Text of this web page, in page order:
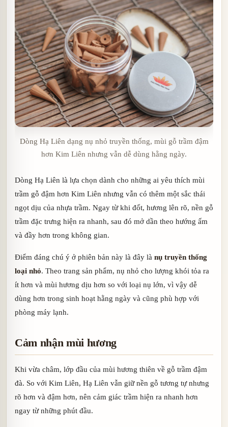
Dòng Hạ Liên dạng nụ nhỏ truyền thống, mùi gỗ trầm đậm
hơn Kim Liên nhưng vẫn dễ dùng hằng ngày.
Dòng Hạ Liên là lựa chọn dành cho những ai yêu thích mùi
trầm gỗ đậm hơn Kim Liên nhưng vẫn có thêm một sắc thái
ngọt dịu của nhựa trầm. Ngay từ khi đốt, hương lên rõ, nền gỗ
trầm đặc trưng hiện ra nhanh, sau đó mở dần theo hướng ấm
và đầy hơn trong không gian.
Điểm đáng chú ý ở phiên bản này là đây là nụ truyền thống
loại nhỏ. Theo trang sản phẩm, nụ nhỏ cho lượng khói tỏa ra
ít hơn và mùi hương dịu hơn so với loại nụ lớn, vì vậy dễ
dùng hơn trong sinh hoạt hằng ngày và cũng phù hợp với
phòng máy lạnh.
Cảm nhận mùi hương
Khi vừa châm, lớp đầu của mùi hương thiên về gỗ trầm đậm
đà. So với Kim Liên, Hạ Liên vẫn giữ nền gỗ tương tự nhưng
rõ hơn và đậm hơn, nên cảm giác trầm hiện ra nhanh hơn
ngay từ những phút đầu.